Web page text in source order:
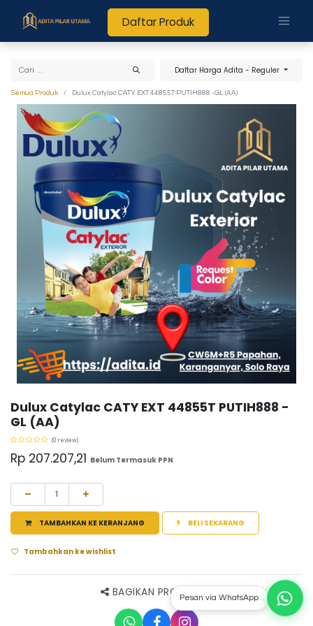
Daftar Produk
Daftar Harga Adita - Reguler
Semua Produk Dulux Catylac CATY EXT 44855T PUTIH888 -GL (AA)
Dulux Catylac CATY EXT 44855T PUTIH888 -
GL (AA)
(0 review)
Rp 207.207,21 Belum Termasuk PPN
TAMBAHKAN KE KERANJANG BELI SEKARANG
Tambahkan ke wishlist
BAGIKAN PRODUK INIPesan via WhatsApp